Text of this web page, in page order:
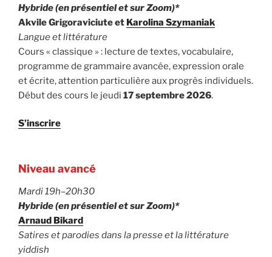
Hybride (en présentiel et sur Zoom)*
Akvile Grigoraviciute et Karolina Szymaniak
Langue et littérature
Cours « classique » : lecture de textes, vocabulaire,
programme de grammaire avancée, expression orale
et écrite, attention particulière aux progrès individuels.
Début des cours le jeudi 17 septembre 2026.
S’inscrire
Niveau avancé
Mardi 19h–20h30
Hybride (en présentiel et sur Zoom)*
Arnaud Bikard
Satires et parodies dans la presse et la littérature
yiddish